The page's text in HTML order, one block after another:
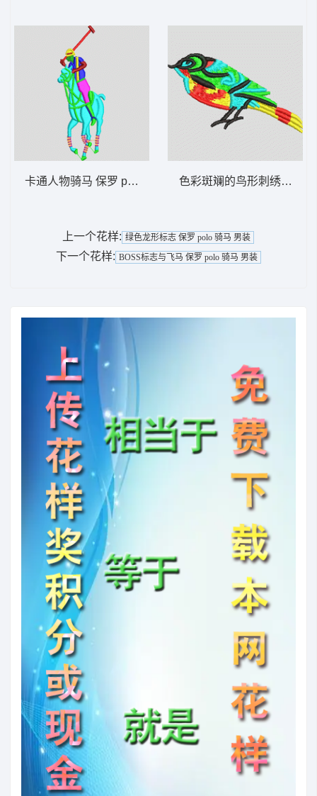
卡通人物骑马 保罗 polo 骑马 男装色彩斑斓的鸟形刺绣 鸟
上一个花样: 绿色龙形标志 保罗 polo 骑马 男装
下一个花样: BOSS标志与飞马 保罗 polo 骑马 男装